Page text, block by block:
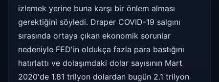
izlemek yerine buna karşı bir önlem alması
gerektiğini söyledi. Draper COVID-19 salgını
sırasında ortaya çıkan ekonomik sorunlar
nedeniyle FED'in oldukça fazla para bastığını
hatırlattı ve dolaşımdaki dolar sayısının Mart
2020'de 1.81 trilyon dolardan bugün 2.1 trilyon